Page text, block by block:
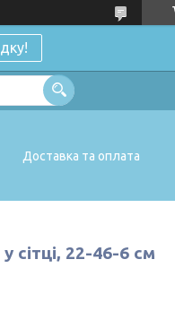
Доставка та оплата
сітці, 22-46-6 см